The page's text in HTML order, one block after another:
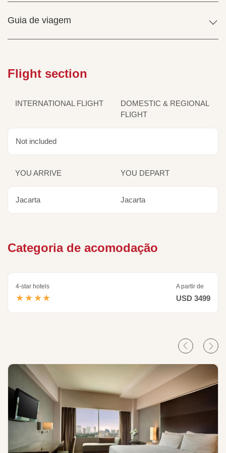
Guia de viagem
Flight section
INTERNATIONAL FLIGHT
DOMESTIC & REGIONAL
FLIGHT
Not included
YOU ARRIVE YOU DEPART
Jacarta Jacarta
Categoria de acomodação
4-star hotels
★★★★
A partir de
USD 3499